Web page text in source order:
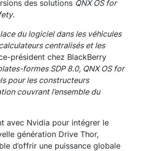
des solutions QNX OS for
.
du logiciel dans les véhicules
centralisés et les
président chez BlackBerry
formes SDP 8.0, QNX OS for
pour les constructeurs
couvrant l’ensemble du
avec Nvidia pour intégrer le
génération Drive Thor,
d’offrir une puissance globale